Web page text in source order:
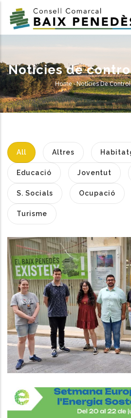
main
Notícies de
Home-Notícies De
All Altres
Educació Joventut
S. Socials Ocupació
Turisme
El CCBP Presenta El
D'ocupació Que
Persones.
Joventut